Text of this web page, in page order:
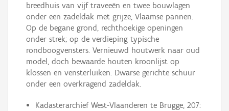
breedhuis van vijf traveeën en twee bouwlagen
onder een zadeldak met grijze, Vlaamse pannen.
Op de begane grond, rechthoekige openingen
onder strek; op de verdieping typische
rondboogvensters. Vernieuwd houtwerk naar oud
model, doch bewaarde houten kroonlijst op
klossen en vensterluiken. Dwarse gerichte schuur
onder een overkragend zadeldak.
Kadasterarchief West-Vlaanderen te Brugge, 207: